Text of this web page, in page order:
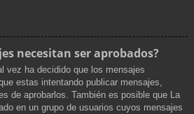
necesitan ser aprobados?
vez ha decidido que los mensajes
estas intentando publicar mensajes,
de aprobarlos. También es posible que La
en un grupo de usuarios cuyos mensajes